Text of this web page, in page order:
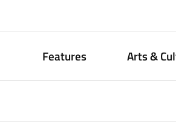
Features Arts &